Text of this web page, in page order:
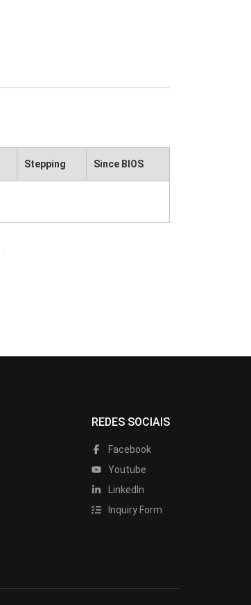
Stepping Since BIOS
REDES SOCIAIS
Facebook
Youtube
LinkedIn
Inquiry Form